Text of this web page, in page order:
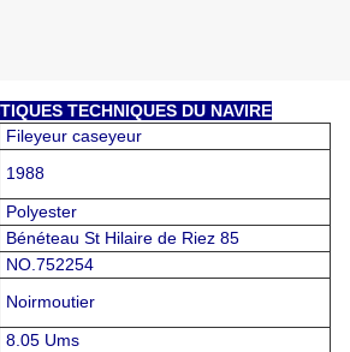
TECHNIQUES DU NAVIRE
Fileyeur caseyeur
1988
Polyester
Bénéteau St Hilaire de Riez 85
NO.752254
Noirmoutier
8.05 Ums